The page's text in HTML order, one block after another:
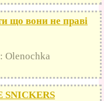
що вони не праві
Olenochka